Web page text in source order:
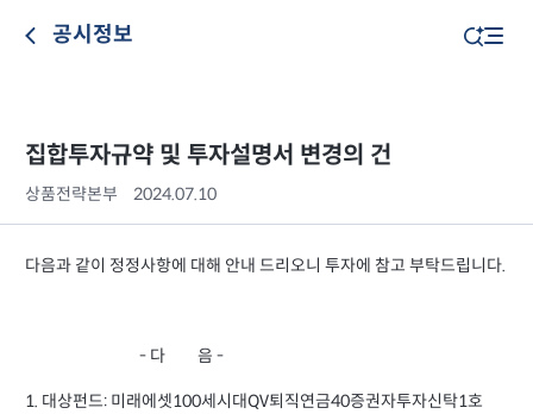
공시정보
집합투자규약 및 투자설명서 변경의 건
상품전략본부 2024.07.10
다음과 같이 정정사항에 대해 안내 드리오니 투자에 참고 부탁드립니다.
- 다 음 -
1. 대상펀드: 미래에셋100세시대QV퇴직연금40증권자투자신탁1호